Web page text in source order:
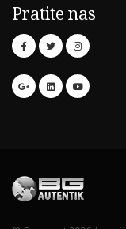
Pratite nas